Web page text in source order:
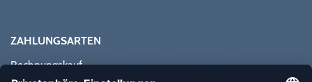
ZAHLUNGSARTEN
Rechnungskauf